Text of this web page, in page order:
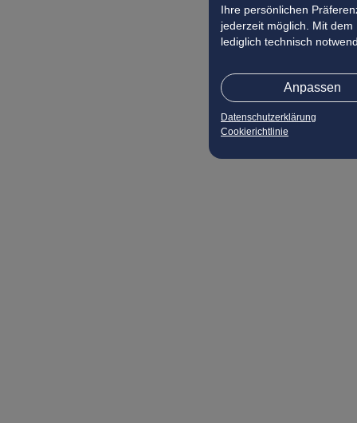
Ihre persönlichen
jederzeit möglich. Mit dem
lediglich technisch
Anpassen
Datenschutzerklärung
Cookierichtlinie